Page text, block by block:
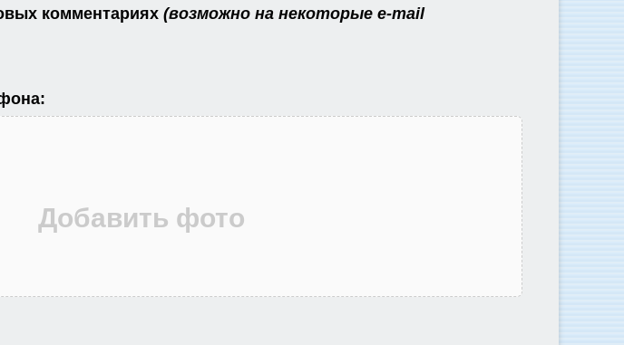
комментариях (возможно на некоторые e-mail